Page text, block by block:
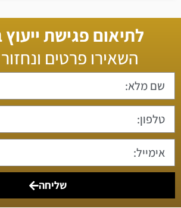
לתיאום פגישת
השאירו פרטים
שליחה